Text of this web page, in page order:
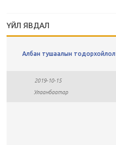
ҮЙЛ ЯВДАЛ
Албан тушаалын
2019-10-15
Улаанбаатар